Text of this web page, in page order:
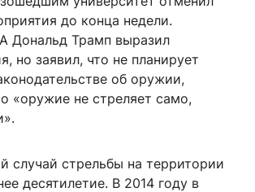
до конца недели.
Дональд Трамп выразил
но заявил, что не планирует
об оружии,
«оружие не стреляет само,
случай стрельбы на территории
десятилетие. В 2014 году в